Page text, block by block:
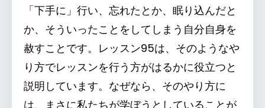
「下手に」行い、忘れたとか、眠り込んだと
か、そういったことをしてしまう自分自身を
赦すことです。レッスン95は、そのようなや
り方でレッスンを行う方がはるかに役立つと
説明しています。なぜなら、そのやり方に
は、まさに私たちが学ぼうとしていることが